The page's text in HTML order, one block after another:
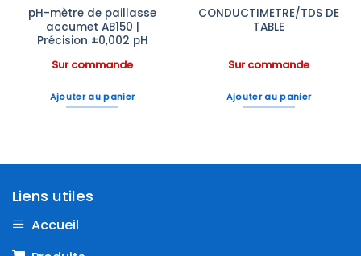
pH-mètre de paillasse
accumet AB150 |
Précision ±0,002 pH
Sur commande
Ajouter au panier
CONDUCTIMETRE/TDS DE
TABLE
Sur commande
Ajouter au panier
Liens utiles
Accueil